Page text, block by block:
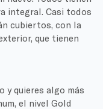
integral. Casi todos
cubiertos, con la
que tienen
y quieres algo más
el nivel Gold